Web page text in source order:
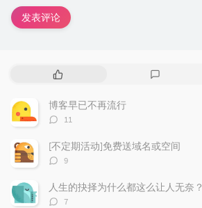
发表评论
热
文
章
博客早已不再流行
评
数：
11
[不定期活动]免费送域名或空间
评
数：
9
人生的抉择为什么都这么让人无奈？
评
7